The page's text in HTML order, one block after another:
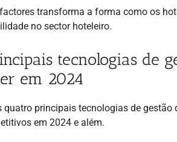
transforma a forma como os
no sector hoteleiro.
tecnologias de
em 2024
quatro principais tecnologias de
em 2024 e além.